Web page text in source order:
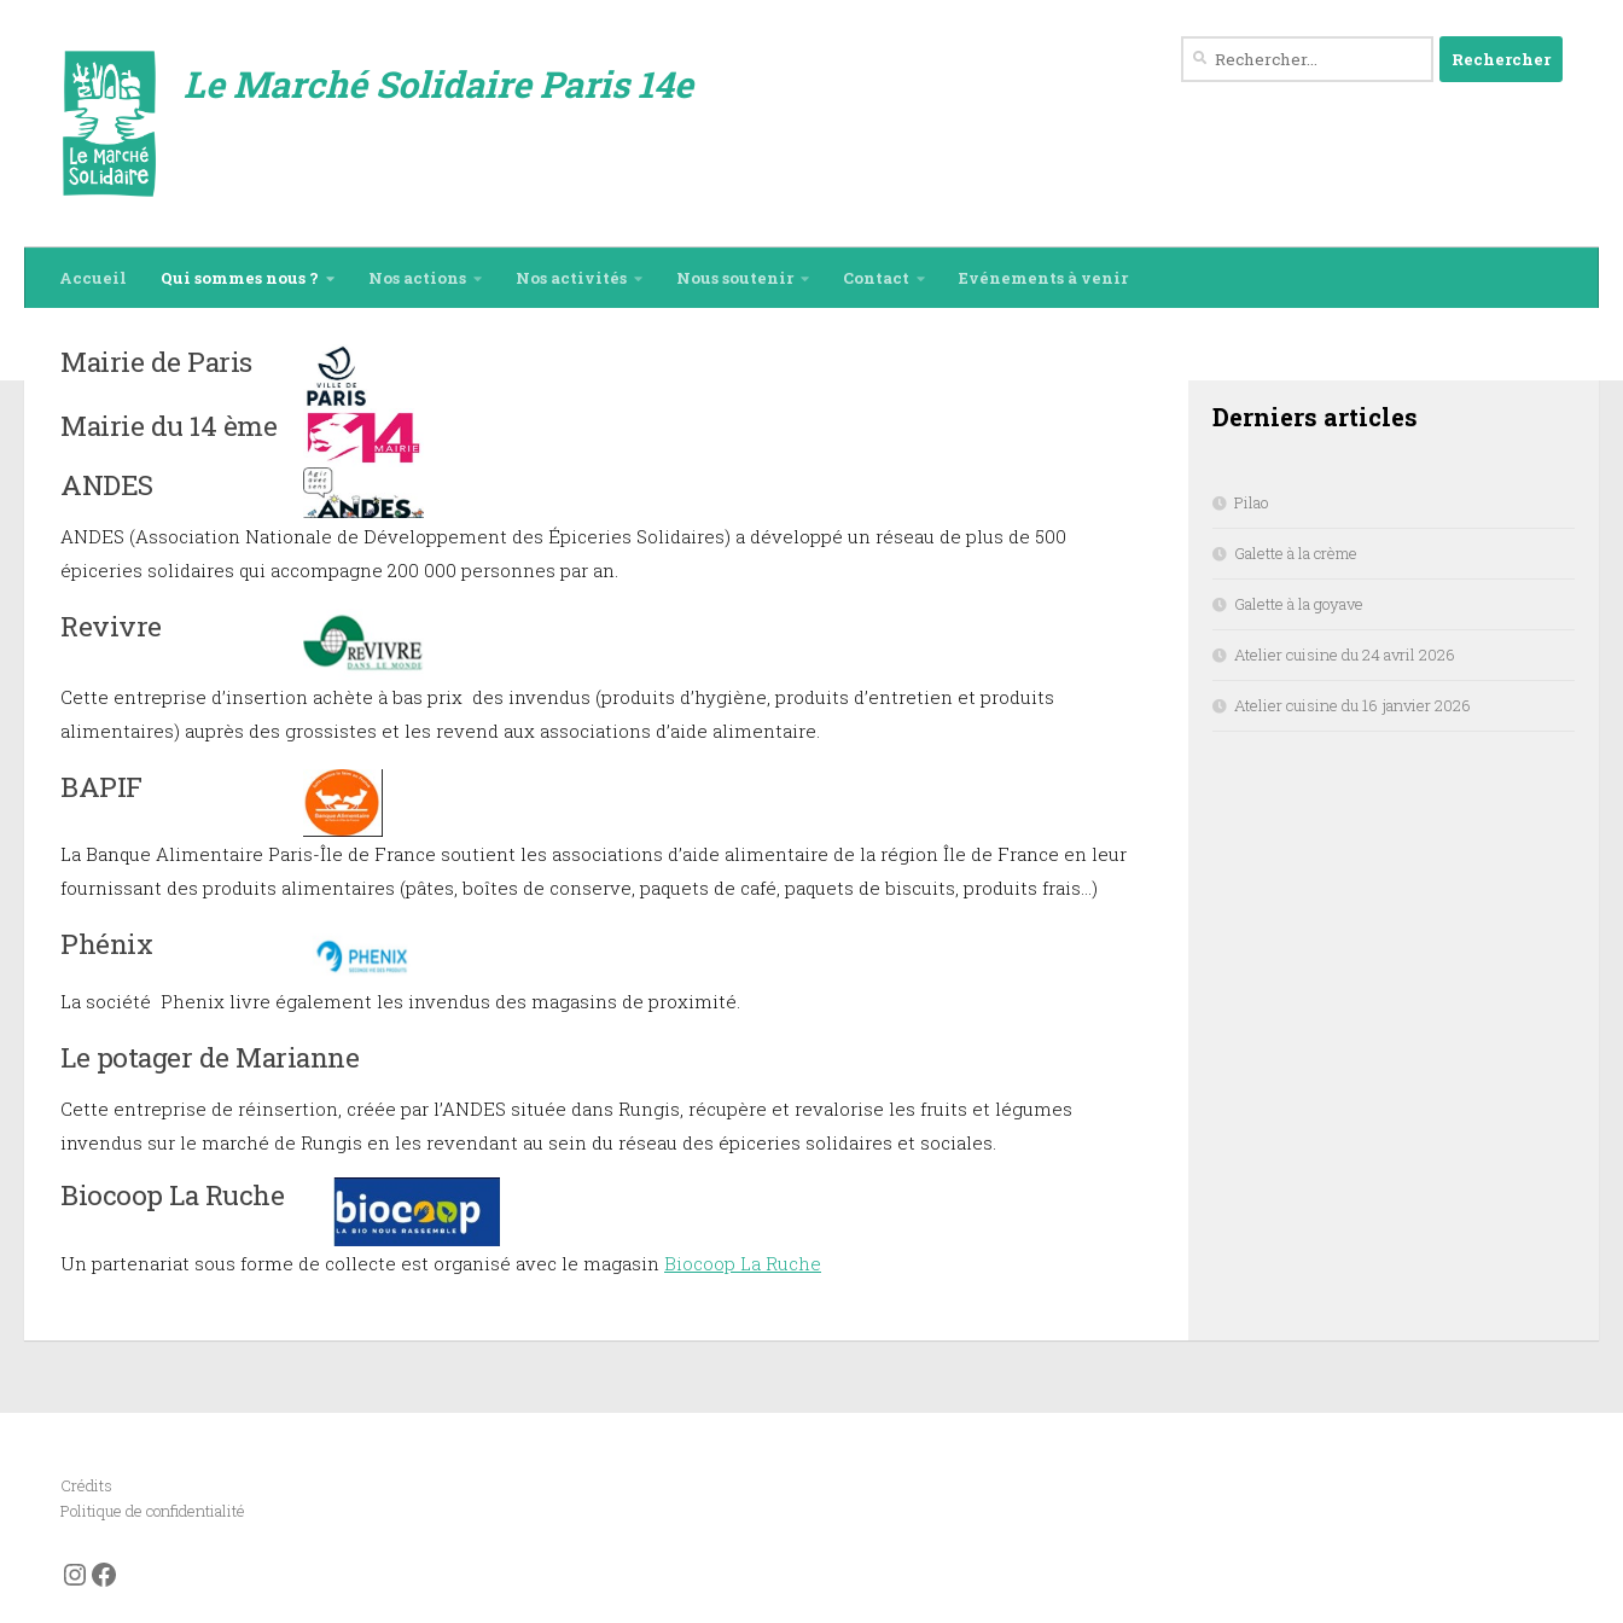
Le Marché Solidaire Paris 14e
Rechercher :
Accueil Qui sommes nous ? Nos actions Nos activités Nous soutenir Contact Evénements à venir
Mairie de Paris
Mairie du 14 ème
ANDES
ANDES (Association Nationale de Développement des Épiceries Solidaires) a développé un réseau de plus de 500
épiceries solidaires qui accompagne 200 000 personnes par an.
Revivre
Cette entreprise d’insertion achète à bas prix des invendus (produits d’hygiène, produits d’entretien et produits
alimentaires) auprès des grossistes et les revend aux associations d’aide alimentaire.
BAPIF
La Banque Alimentaire Paris-Île de France soutient les associations d’aide alimentaire de la région Île de France en leur
fournissant des produits alimentaires (pâtes, boîtes de conserve, paquets de café, paquets de biscuits, produits frais…)
Phénix
La société Phenix livre également les invendus des magasins de proximité.
Le potager de Marianne
Cette entreprise de réinsertion, créée par l’ANDES située dans Rungis, récupère et revalorise les fruits et légumes
invendus sur le marché de Rungis en les revendant au sein du réseau des épiceries solidaires et sociales.
Biocoop La Ruche
Un partenariat sous forme de collecte est organisé avec le magasin Biocoop La Ruche
Derniers articles
Pilao
Galette à la crème
Galette à la goyave
Atelier cuisine du 24 avril 2026
Atelier cuisine du 16 janvier 2026
Crédits
Politique de confidentialité
Instagram
Facebook